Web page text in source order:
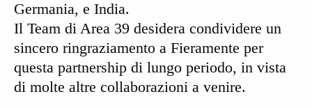
Germania, e India.
Il Team di Area 39 desidera condividere un
sincero ringraziamento a Fieramente per
questa partnership di lungo periodo, in vista
di molte altre collaborazioni a venire.